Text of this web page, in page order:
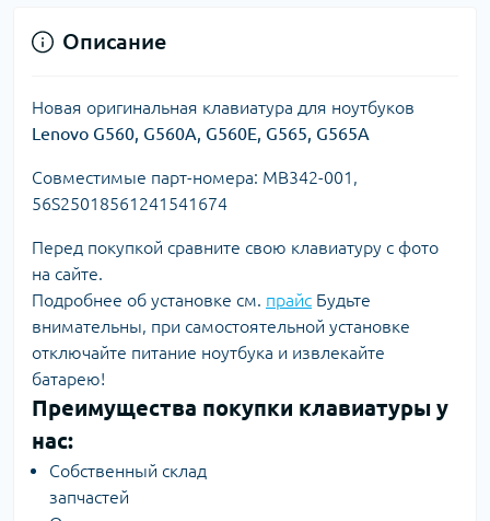
Описание
Новая оригинальная клавиатура для ноутбуков
Lenovo G560, G560A, G560E, G565, G565A
Совместимые парт-номера: MB342-001,
56S25018561241541674
Перед покупкой сравните свою клавиатуру с фото
на сайте.
Подробнее об установке см. прайс Будьте
внимательны, при самостоятельной установке
отключайте питание ноутбука и извлекайте
батарею!
Преимущества покупки клавиатуры у
нас:
Собственный склад
запчастей